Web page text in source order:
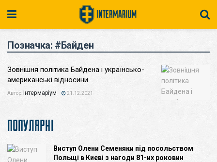
Позначка: #Байден
Зовнішня політика Байдена і українсько-
американські відносини
Автор: Інтермаріум 21.12.2021
ПОПУЛЯРНІ
Виступ Олени Семеняки під посольством
Польщі в Києві з нагоди 81-их роковин